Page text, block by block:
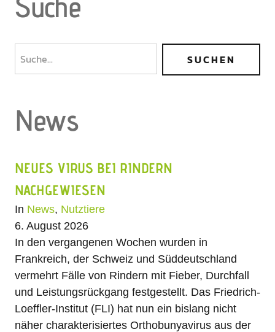
News
NEUES VIRUS BEI RINDERN
NACHGEWIESEN
In News, Nutztiere
6. August 2026
In den vergangenen Wochen wurden in
Frankreich, der Schweiz und Süddeutschland
vermehrt Fälle von Rindern mit Fieber, Durchfall
und Leistungsrückgang festgestellt. Das Friedrich-
Loeffler-Institut (FLI) hat nun ein bislang nicht
näher charakterisiertes Orthobunyavirus aus der